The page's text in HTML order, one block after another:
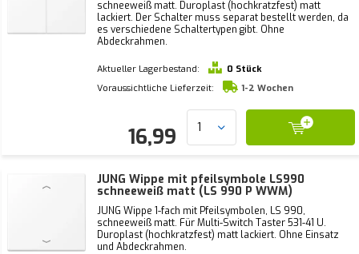
schneeweiß matt. Duroplast (hochkratzfest) matt
lackiert. Der Schalter muss separat bestellt werden, da
es verschiedene Schaltertypen gibt. Ohne
Abdeckrahmen.
Aktueller Lagerbestand:
0 Stück
Voraussichtliche Lieferzeit:
1-2 Wochen
16,99
JUNG Wippe mit pfeilsymbole LS990
schneeweiß matt (LS 990 P WWM)
JUNG Wippe 1-fach mit Pfeilsymbolen, LS 990,
schneeweiß matt. Für Multi-Switch Taster 531-41 U.
Duroplast (hochkratzfest) matt lackiert. Ohne Einsatz
und Abdeckrahmen.